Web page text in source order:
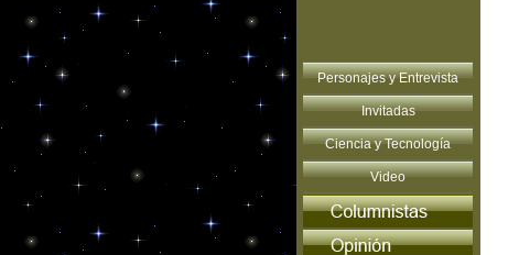
Personajes y Entrevista
Invitadas
Ciencia y Tecnología
Video